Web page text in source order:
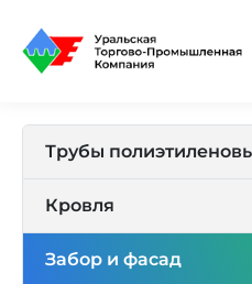
Трубы
Кровля
Забор и фасад